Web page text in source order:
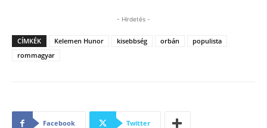
- Hirdetés -
CÍMKÉK Kelemen Hunor kisebbség orbán
populista
rommagyar
Facebook Twitter